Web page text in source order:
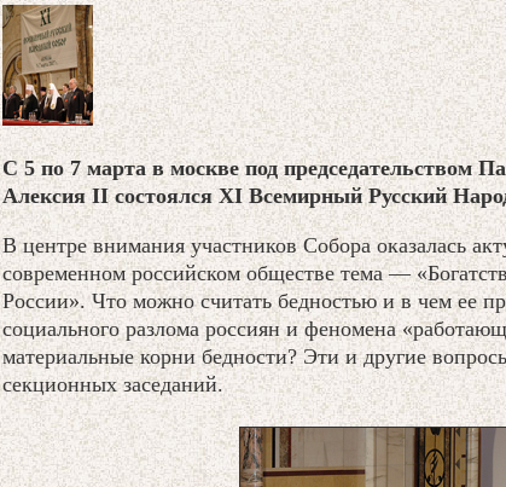
С 5 по 7 марта в москве под председательством
Алексия II состоялся XI Всемирный Русский
В центре внимания участников Собора оказалась
современном российском обществе тема —
России». Что можно считать бедностью и в чем ее
социального разлома россиян и феномена
материальные корни бедности? Эти и другие
секционных заседаний.